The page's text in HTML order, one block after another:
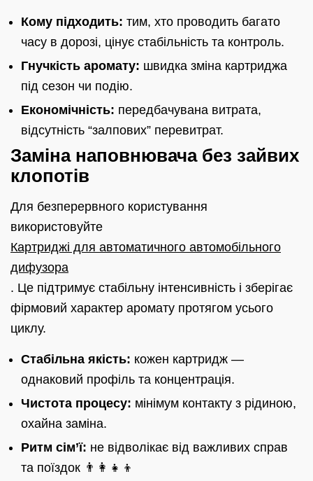
Кому підходить: тим, хто проводить багато
часу в дорозі, цінує стабільність та контроль.
Гнучкість аромату: швидка зміна картриджа
під сезон чи подію.
Економічність: передбачувана витрата,
відсутність “залпових” перевитрат.
Заміна наповнювача без зайвих
клопотів
Для безперервного користування
використовуйте
Картриджі для автоматичного автомобільного
дифузора
. Це підтримує стабільну інтенсивність і зберігає
фірмовий характер аромату протягом усього
циклу.
Стабільна якість: кожен картридж —
однаковий профіль та концентрація.
Чистота процесу: мінімум контакту з рідиною,
охайна заміна.
Ритм сім’ї: не відволікає від важливих справ
та поїздок 👨‍👩‍👧‍👦